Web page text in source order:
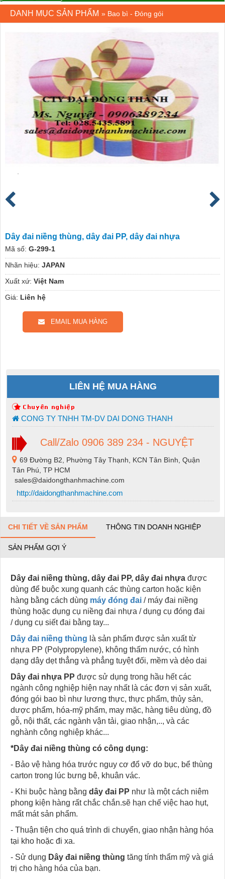
WP-5050RL
chính hãng
DANH MỤC SẢN PHẨM » Bao bì - Đóng gói
Dây đai niềng thùng, dây đai PP, dây đai nhựa
Mã số: G-299-1
Nhãn hiệu: JAPAN
Xuất xứ: Việt Nam
Giá: Liên hệ
EMAIL MUA HÀNG
LIÊN HỆ MUA HÀNG
CONG TY TNHH TM-DV DAI DONG THANH
Call/Zalo 0906 389 234 - NGUYỆT
69 Đường B2, Phường Tây Thạnh, KCN Tân Bình, Quận
Tân Phú, TP HCM
sales@daidongthanhmachine.com
http://daidongthanhmachine.com
CHI TIẾT VỀ SẢN PHẨM THÔNG TIN DOANH NGHIỆP
SẢN PHẨM GỢI Ý
Dây đai niềng thùng, dây đai PP, dây đai nhựa được
dùng để buộc xung quanh các thùng carton hoặc kiện
hàng bằng cách dùng máy đóng đai / máy đai niềng
thùng hoặc dụng cụ niềng đai nhựa / dụng cụ đóng đai
/ dụng cụ siết đai bằng tay...
Dây đai niềng thùng là sản phẩm được sản xuất từ
nhựa PP (Polypropylene), không thấm nước, có hình
dạng dây dẹt thẳng và phẳng tuyệt đối, mềm và dẻo dai
Dây đai nhựa PP được sử dụng trong hầu hết các
ngành công nghiệp hiện nay nhất là các đơn vị sản xuất,
đóng gói bao bì như lương thực, thực phẩm, thủy sản,
dược phẩm, hóa-mỹ phẩm, may mặc, hàng tiêu dùng, đồ
gỗ, nội thất, các ngành vận tải, giao nhận,.., và các
nghành công nghiệp khác...
*Dây đai niềng thùng có công dụng:
- Bảo vệ hàng hóa trước nguy cơ đổ vỡ do bục, bể thùng
carton trong lúc bưng bê, khuân vác.
- Khi buộc hàng bằng dây đai PP như là một cách niêm
phong kiện hàng rất chắc chắn.sẽ hạn chế việc hao hụt,
mất mát sản phẩm.
- Thuận tiện cho quá trình di chuyển, giao nhận hàng hóa
tại kho hoặc đi xa.
- Sử dụng Dây đai niềng thùng tăng tính thẩm mỹ và giá
trị cho hàng hóa của bạn.